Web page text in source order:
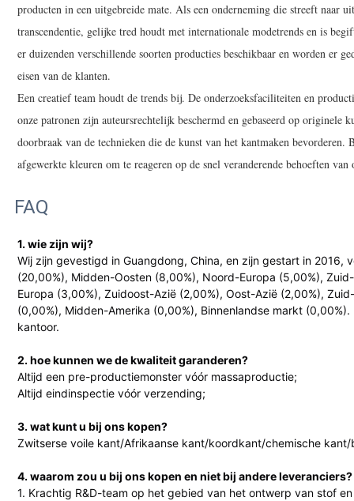
producten in een uitgebreide mate. Als een onderneming die streeft naar
transcendentie, gelijke tred houdt met internationale modetrends en is
er duizenden verschillende soorten producties beschikbaar en worden er
eisen van de klanten.
Een creatief team houdt de trends bij. De onderzoeksfaciliteiten en
onze patronen zijn auteursrechtelijk beschermd en gebaseerd op originele
doorbraak van de technieken die de kunst van het kantmaken
afgewerkte kleuren om te reageren op de snel veranderende behoeften van
FAQ
1. wie zijn wij?
Wij zijn gevestigd in Guangdong, China, en zijn gestart in 2016,
(20,00%), Midden-Oosten (8,00%), Noord-Europa (5,00%),
Europa (3,00%), Zuidoost-Azië (2,00%), Oost-Azië (2,00%),
(0,00%), Midden-Amerika (0,00%), Binnenlandse markt
kantoor.
2. hoe kunnen we de kwaliteit garanderen?
Altijd een pre-productiemonster vóór massaproductie;
Altijd eindinspectie vóór verzending;
3. wat kunt u bij ons kopen?
Zwitserse voile kant/Afrikaanse kant/koordkant/chemische
4. waarom zou u bij ons kopen en niet bij andere leveranciers?
1. Krachtig R&D-team op het gebied van het ontwerp van stof